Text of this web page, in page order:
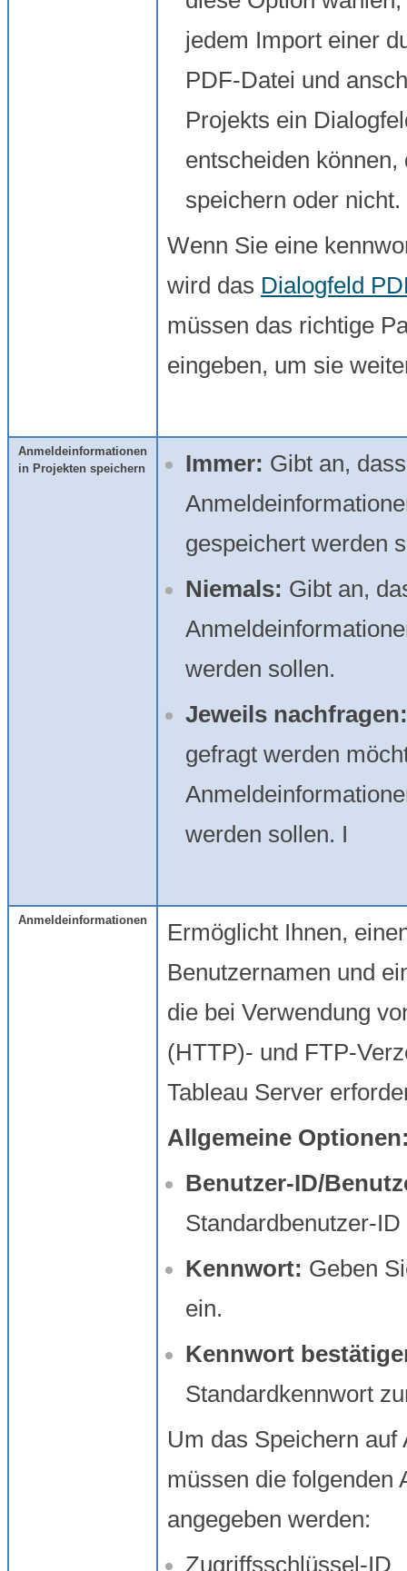
jedem Import einer
PDF-Datei und
Projekts ein
entscheiden
speichern oder nicht.
Wenn Sie eine
wird das Dialogfeld
müssen das richtige
eingeben, um sie
Anmeldeinformationen
in Projekten speichern
Immer: Gibt an,
gespeichert werden
Niemals: Gibt an,
werden sollen.
Jeweils nachfragen:
gefragt werden
werden sollen. I
Anmeldeinformationen
Ermöglicht Ihnen,
Benutzernamen und
die bei Verwendung
(HTTP)- und FTP-
Tableau Server
Allgemeine
Benutzer-ID/
Standardbenutzer-
Kennwort: Geben
ein.
Kennwort
Standardkennwort
Um das Speichern
müssen die folgenden
angegeben werden:
Zugriffsschlüssel-ID